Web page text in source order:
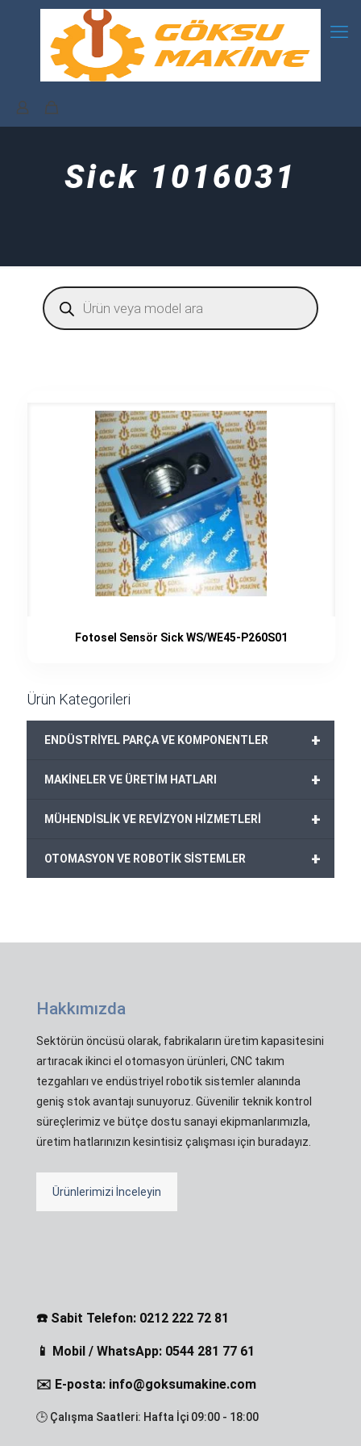
Sick 1016031
Products
search
Fotosel Sensör Sick WS/WE45-P260S01
Ürün Kategorileri
+
ENDÜSTRİYEL PARÇA VE KOMPONENTLER
+
MAKİNELER VE ÜRETİM HATLARI
+
MÜHENDİSLİK VE REVİZYON HİZMETLERİ
+
OTOMASYON VE ROBOTİK SİSTEMLER
Hakkımızda
Sektörün öncüsü olarak, fabrikaların üretim kapasitesini
artıracak ikinci el otomasyon ürünleri, CNC takım
tezgahları ve endüstriyel robotik sistemler alanında
geniş stok avantajı sunuyoruz. Güvenilir teknik kontrol
süreçlerimiz ve bütçe dostu sanayi ekipmanlarımızla,
üretim hatlarınızın kesintisiz çalışması için buradayız.
Ürünlerimizi İnceleyin
☎️ Sabit Telefon: 0212 222 72 81
📱 Mobil / WhatsApp: 0544 281 77 61
✉️ E-posta: info@goksumakine.com
🕒 Çalışma Saatleri: Hafta İçi 09:00 - 18:00